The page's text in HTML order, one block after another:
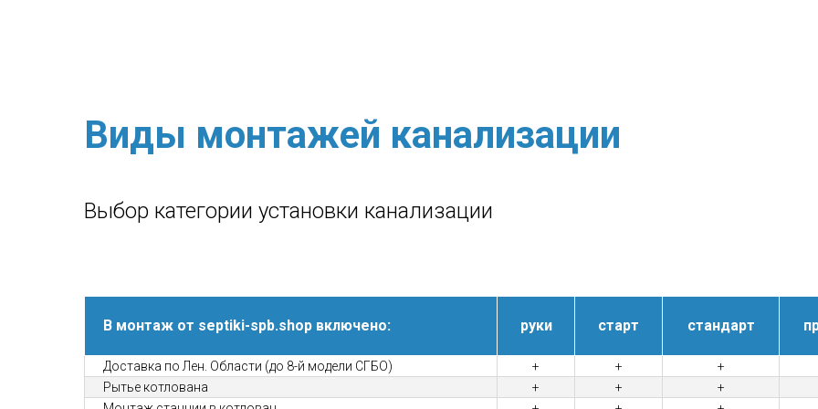
Виды монтажей канализации
Выбор категории установки канализации
В монтаж от septiki-spb.shop включено: руки старт стандарт
Доставка по Лен. Области (до 8-й модели СГБО) + + +
Рытье котлована
+ + +